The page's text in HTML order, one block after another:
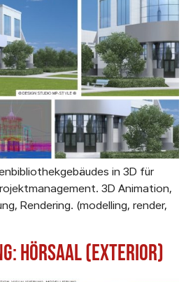
in 3D für
3D Animation,
Rendering. (modelling, render,
Hörsaal (Exterior)